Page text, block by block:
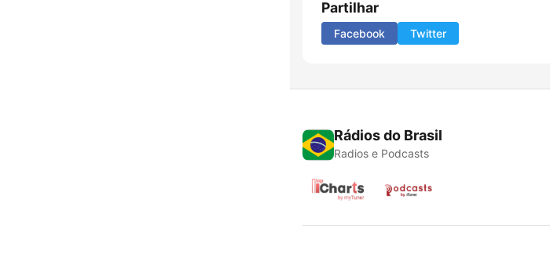
Partilhar
Facebook Twitter
Rádios do Brasil
Radios e Podcasts